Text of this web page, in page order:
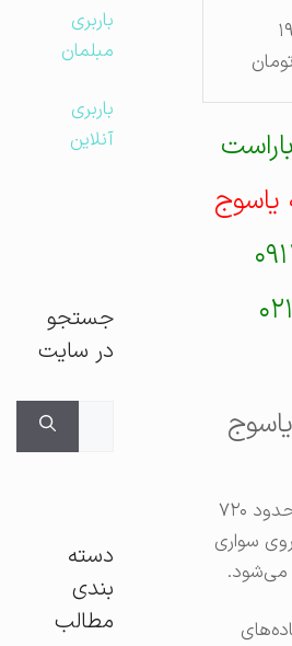
فاصلهٔ تهران تا یاسوج حدود ۷۲۰
باربری
مبلمان
باربری
آنلاین
جستجو
در سایت
دسته
بندی
مطالب